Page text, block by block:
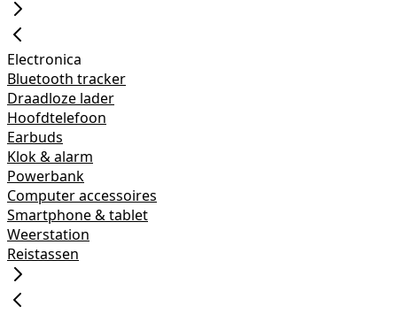
Electronica
Bluetooth tracker
Draadloze lader
Hoofdtelefoon
Earbuds
Klok & alarm
Powerbank
Computer accessoires
Smartphone & tablet
Weerstation
Reistassen